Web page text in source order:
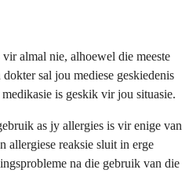
almal nie, alhoewel die meeste
sal jou mediese geskiedenis
is geskik vir jou situasie.
as jy allergies is vir enige van
allergiese reaksie sluit in erge
na die gebruik van die